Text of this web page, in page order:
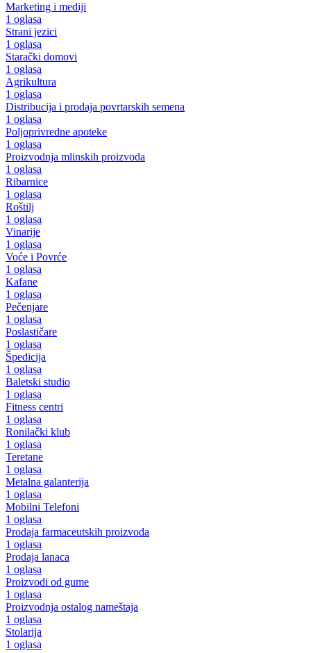
Marketing i mediji
1 oglasa
Strani jezici
1 oglasa
Starački domovi
1 oglasa
Agrikultura
1 oglasa
Distribucija i prodaja povrtarskih semena
1 oglasa
Poljoprivredne apoteke
1 oglasa
Proizvodnja mlinskih proizvoda
1 oglasa
Ribarnice
1 oglasa
Roštilj
1 oglasa
Vinarije
1 oglasa
Voće i Povrće
1 oglasa
Kafane
1 oglasa
Pečenjare
1 oglasa
Poslastičare
1 oglasa
Špedicija
1 oglasa
Baletski studio
1 oglasa
Fitness centri
1 oglasa
Ronilački klub
1 oglasa
Teretane
1 oglasa
Metalna galanterija
1 oglasa
Mobilni Telefoni
1 oglasa
Prodaja farmaceutskih proizvoda
1 oglasa
Prodaja lanaca
1 oglasa
Proizvodi od gume
1 oglasa
Proizvodnja ostalog nameštaja
1 oglasa
Stolarija
1 oglasa